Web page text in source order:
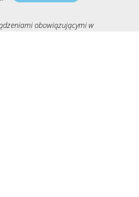
obowiązującymi w